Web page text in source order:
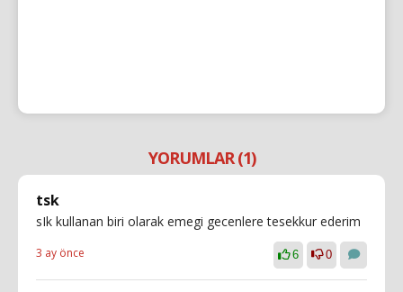
YORUMLAR (1)
tsk
sIk kullanan biri olarak emegi gecenlere tesekkur ederim
3 ay önce 6 0